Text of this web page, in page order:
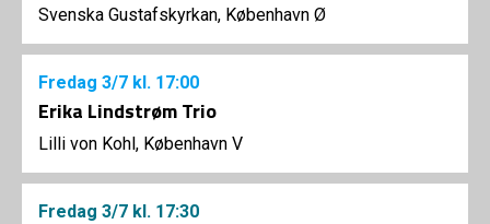
Svenska Gustafskyrkan, København Ø
Fredag 3/7 kl. 17:00
Erika Lindstrøm Trio
Lilli von Kohl, København V
Fredag 3/7 kl. 17:30